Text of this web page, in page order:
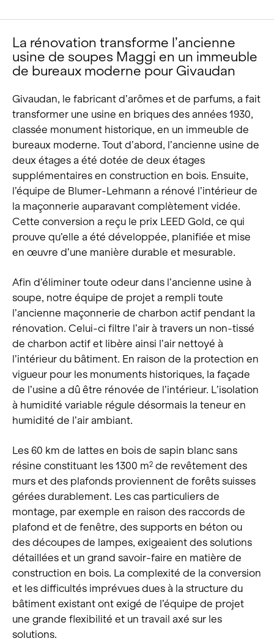
La rénovation transforme l’ancienne
usine de soupes Maggi en un immeuble
de bureaux moderne pour Givaudan
Givaudan, le fabricant d’arômes et de parfums, a fait
transformer une usine en briques des années 1930,
classée monument historique, en un immeuble de
bureaux moderne. Tout d’abord, l’ancienne usine de
deux étages a été dotée de deux étages
supplémentaires en construction en bois. Ensuite,
l’équipe de Blumer-Lehmann a rénové l’intérieur de
la maçonnerie auparavant complètement vidée.
Cette conversion a reçu le prix LEED Gold, ce qui
prouve qu’elle a été développée, planifiée et mise
en œuvre d’une manière durable et mesurable.
Afin d’éliminer toute odeur dans l’ancienne usine à
soupe, notre équipe de projet a rempli toute
l’ancienne maçonnerie de charbon actif pendant la
rénovation. Celui-ci filtre l’air à travers un non-tissé
de charbon actif et libère ainsi l’air nettoyé à
l’intérieur du bâtiment. En raison de la protection en
vigueur pour les monuments historiques, la façade
de l’usine a dû être rénovée de l’intérieur. L’isolation
à humidité variable régule désormais la teneur en
humidité de l’air ambiant.
Les 60 km de lattes en bois de sapin blanc sans
résine constituant les 1300 m2 de revêtement des
murs et des plafonds proviennent de forêts suisses
gérées durablement. Les cas particuliers de
montage, par exemple en raison des raccords de
plafond et de fenêtre, des supports en béton ou
des découpes de lampes, exigeaient des solutions
détaillées et un grand savoir-faire en matière de
construction en bois. La complexité de la conversion
et les difficultés imprévues dues à la structure du
bâtiment existant ont exigé de l’équipe de projet
une grande flexibilité et un travail axé sur les
solutions.